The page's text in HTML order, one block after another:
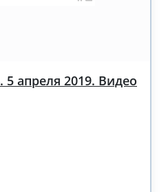
апреля 2019. Видео